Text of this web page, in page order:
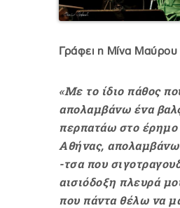
Γράφει η Μίνα Μαύρου
«Mε το ίδιο πάθος
απολαμβάνω ένα
περπατάω στο έρημο
Αθήνας, απολαμβάνω
-τσα που
αισιόδοξη πλευρά
που πάντα θέλω να